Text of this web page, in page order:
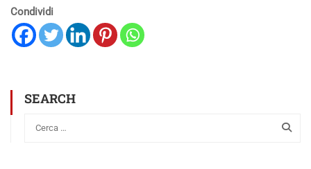
Condividi
SEARCH